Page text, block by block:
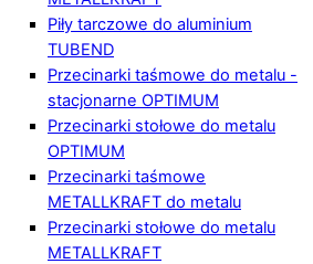
Piły tarczowe do aluminium
TUBEND
Przecinarki taśmowe do metalu -
stacjonarne OPTIMUM
Przecinarki stołowe do metalu
OPTIMUM
Przecinarki taśmowe
METALLKRAFT do metalu
Przecinarki stołowe do metalu
METALLKRAFT